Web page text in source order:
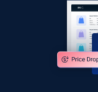
and more.